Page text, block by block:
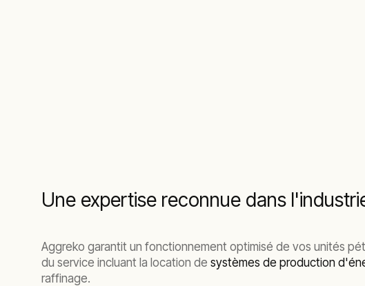
Une expertise reconnue dans
Aggreko garantit un fonctionnement optimisé de vos unités
du service incluant la location de systèmes de production
raffinage.